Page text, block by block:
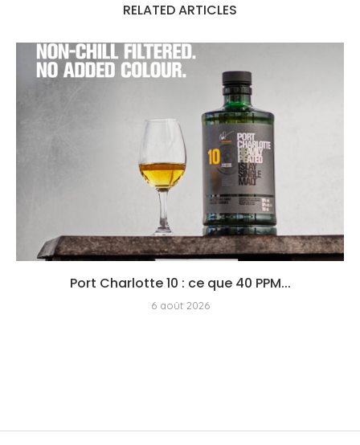
RELATED ARTICLES
Port Charlotte 10 : ce que 40 PPM...
6 août 2026